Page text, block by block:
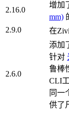
2.16.0
增加
mm)
2.9.0
在
2.6.0
添加
针对
鲁棒
CLI
同一
供了